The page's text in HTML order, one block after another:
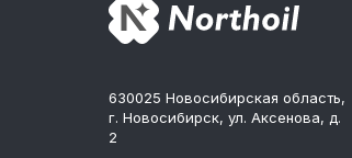
630025 Новосибирская область,
г. Новосибирск, ул. Аксенова, д.
2